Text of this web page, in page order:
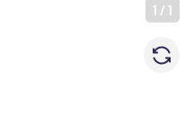
1 / 1